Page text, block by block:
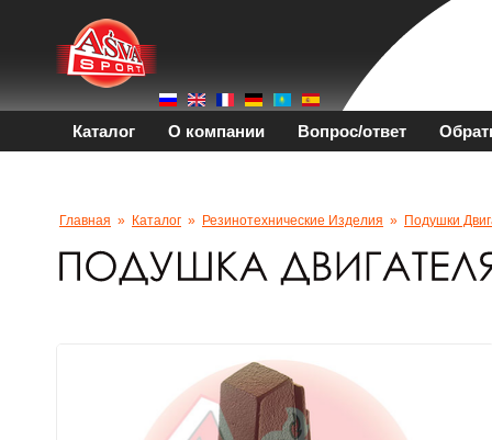
Каталог О компании Вопрос/ответ
Главная » Каталог » Резинотехнические Изделия » Подушки